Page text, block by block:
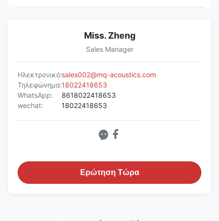
Miss. Zheng
Sales Manager
Ηλεκτρονικό:sales002@mq-acoustics.com
Τηλεφώνημα:18022418653
WhatsApp:
8618022418653
wechat:
18022418653
Ερώτηση Τώρα